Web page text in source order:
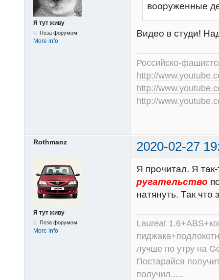
Я тут живу
Поза форумом
More info
вооруженные
Видео в студи!
Российско-
http://
http://
http://
Rothmanz 2020-02-27
Я тут живу
Поза форумом
More info
Я прочитал. Я
ругательство
натянуть. Так
Laureat
лучше по утру на
Постарайся
получил.....